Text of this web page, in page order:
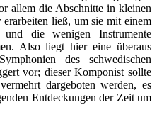
allem die Abschnitte in kleinen
erarbeiten ließ, um sie mit einem
die wenigen Instrumente
Also liegt hier eine überaus
des schwedischen
vor; dieser Komponist sollte
dargeboten werden, es
Entdeckungen der Zeit um